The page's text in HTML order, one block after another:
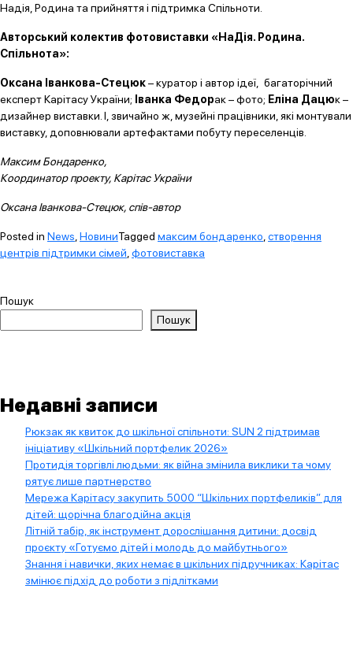
Надія, Родина та прийняття і підтримка Спільноти.
Авторський колектив фотовиставки «НаДія. Родина.
Спільнота»:
Оксана Іванкова-Стецюк– куратор і автор ідеї, багаторічний
експерт Карітасу України; Іванка Федорак – фото; Еліна Дацюк –
дизайнер виставки. І, звичайно ж, музейні працівники, які монтували
виставку, доповнювали артефактами побуту переселенців.
Максим Бондаренко,
Координатор проекту, Карітас України
Оксана Іванкова-Стецюк, спів-автор
Posted in News НовиниTagged максим бондаренко створення
центрів підтримки сімей фотовиставка
Пошук
Пошук
Недавні записи
Рюкзак як квиток до шкільної спільноти: SUN 2 підтримав
ініціативу «Шкільний портфелик 2026»
Протидія торгівлі людьми: як війна змінила виклики та чому
рятує лише партнерство
Мережа Карітасу закупить 5000 “Шкільних портфеликів” для
дітей: щорічна благодійна акція
Літній табір, як інструмент дорослішання дитини: досвід
проєкту «Готуємо дітей і молодь до майбутнього»
Знання і навички, яких немає в шкільних підручниках: Карітас
змінює підхід до роботи з підлітками